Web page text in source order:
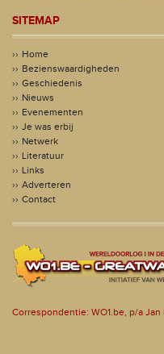
SITEMAP
Home
Bezienswaardigheden
Geschiedenis
Nieuws
Evenementen
Je was erbij
Netwerk
Literatuur
Links
Adverteren
Contact
Correspondentie: WO1.be, p/a